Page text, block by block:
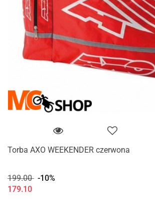
Torba AXO WEEKENDER czerwona
199.00 -10%
179.10